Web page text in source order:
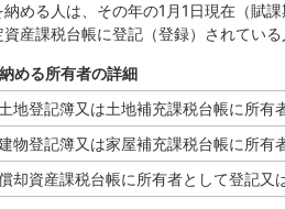
納める人は、その年の1月1日現在（賦
産課税台帳に登記（登録）されている
める所有者の詳細
土地登記簿又は土地補充課税台帳に所有
物登記簿又は家屋補充課税台帳に所有
却資産課税台帳に所有者として登記又